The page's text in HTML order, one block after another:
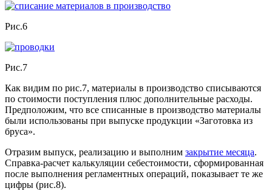
Рис.6
Рис.7
Как видим по рис.7, материалы в производство списываются
по стоимости поступления плюс дополнительные расходы.
Предположим, что все списанные в производство материалы
были использованы при выпуске продукции «Заготовка из
бруса».
Отразим выпуск, реализацию и выполним закрытие месяца.
Справка-расчет калькуляции себестоимости, сформированная
после выполнения регламентных операций, показывает те же
цифры (рис.8).